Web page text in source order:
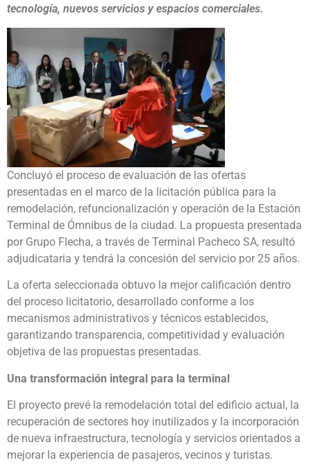
tecnología, nuevos servicios y espacios comerciales.
Concluyó el proceso de evaluación de las ofertas
presentadas en el marco de la licitación pública para la
remodelación, refuncionalización y operación de la Estación
Terminal de Ómnibus de la ciudad. La propuesta presentada
por Grupo Flecha, a través de Terminal Pacheco SA, resultó
adjudicataria y tendrá la concesión del servicio por 25 años.
La oferta seleccionada obtuvo la mejor calificación dentro
del proceso licitatorio, desarrollado conforme a los
mecanismos administrativos y técnicos establecidos,
garantizando transparencia, competitividad y evaluación
objetiva de las propuestas presentadas.
Una transformación integral para la terminal
El proyecto prevé la remodelación total del edificio actual, la
recuperación de sectores hoy inutilizados y la incorporación
de nueva infraestructura, tecnología y servicios orientados a
mejorar la experiencia de pasajeros, vecinos y turistas.